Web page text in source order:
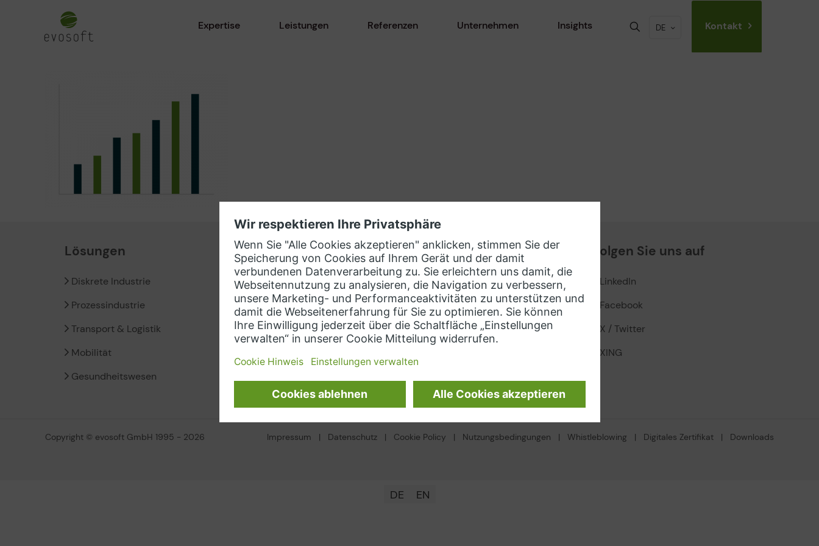
Expertise Leistungen Referenzen Unternehmen Insights DE Kontakt
Lösungen
Diskrete Industrie
Prozessindustrie
Transport & Logistik
Mobilität
Gesundheitswesen
Partner-Ökosystem
Siemens
Insights Hub (MindSphere)
Microsoft Azure
evosoft Kontakt
Kontaktieren Sie uns
Sprache auswählen
Folgen Sie uns auf
LinkedIn
Facebook
X / Twitter
XING
Copyright © evosoft GmbH 1995 - 2026 Impressum | Datenschutz | Cookie Policy | Nutzungsbedingungen | Whistleblowing | Digitales Zertifikat | Downloads
DE EN